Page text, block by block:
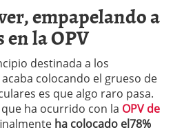
empapelando a
la OPV
destinada a los
colocando el grueso de
es que algo raro pasa.
ha ocurrido con la OPV de
ha colocado el78%